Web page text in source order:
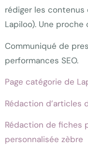
rédiger les contenus
Lapiloo). Une
Communiqué de
performances SEO.
Page catégorie de
Rédaction d’articles
Rédaction de fiches
personnalisée zèbre